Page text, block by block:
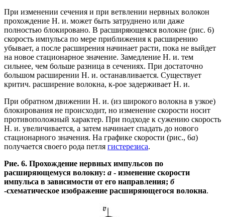
При изменении сечения и при ветвлении нервных волокон
прохождение Н. и. может быть затруднено или даже
полностью блокировано. В расширяющемся волокне (рис. 6)
скорость импульса по мере приближения к расширению
убывает, а после расширения начинает расти, пока не выйдет
на новое стационарное значение. Замедление Н. и. тем
сильнее, чем больше разница в сечениях. При достаточно
большом расширении Н. и. останавливается. Существует
критич. расширение волокна, к-рое задерживает Н. и.
При обратном движении Н. и. (из широкого волокна в узкое)
блокирования не происходит, но изменение скорости носит
противоположный характер. При подходе к сужению скорость
Н. и. увеличивается, а затем начинает спадать до нового
стационарного значения. На графике скорости (рис., 6а)
получается своего рода петля гистерезиса.
Рие. 6. Прохождение нервных импульсов по
расширяющемуся волокну: а - изменение скорости
импульса в зависимости от его направления; б
-схематическое изображение расширяющегося волокна.